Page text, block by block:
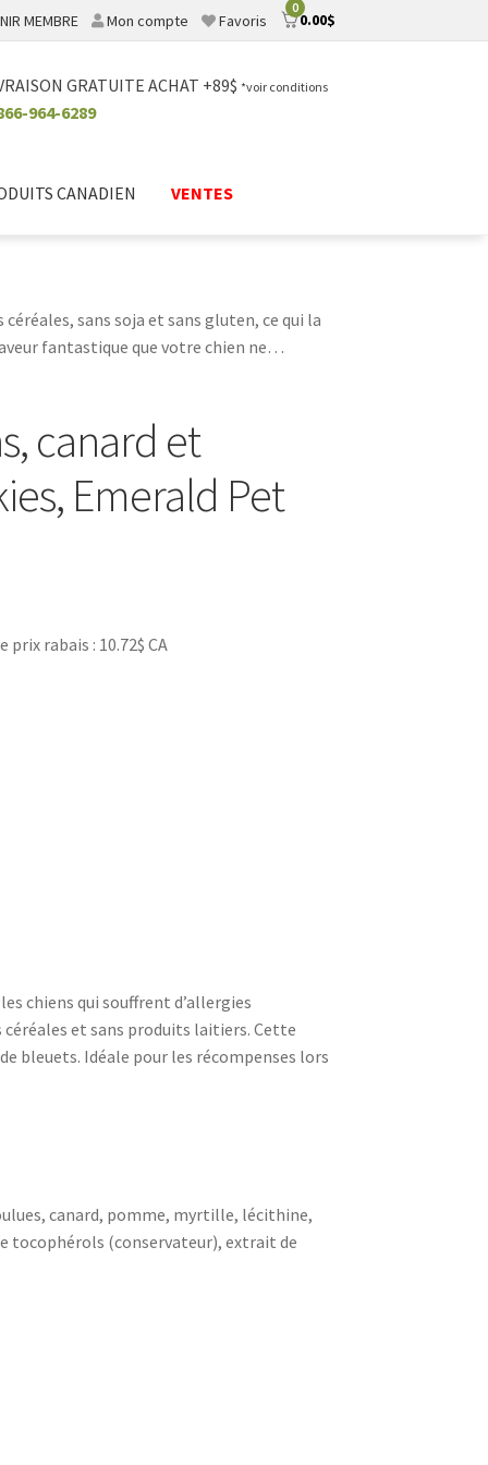
0
0.00$
MEMBRE Mon compte Favoris
GRATUITE ACHAT +89$ *voir conditions
964-6289
CANADIEN VENTES
sans soja et sans gluten, ce qui la
fantastique que votre chien ne
canard et
Emerald Pet
rabais : 10.72$ CA
chiens qui souffrent d’allergies
et sans produits laitiers. Cette
bleuets. Idéale pour les récompenses lors
canard, pomme, myrtille, lécithine,
tocophérols (conservateur), extrait de